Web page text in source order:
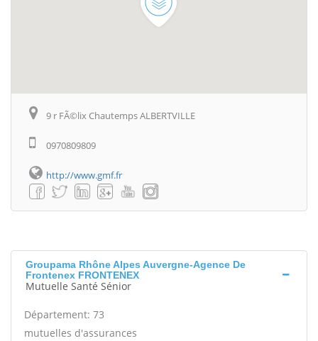
9 r FÃ©lix Chautemps ALBERTVILLE
0970809809
http://www.gmf.fr
Groupama Rhône Alpes Auvergne-Agence De
Frontenex FRONTENEX
Mutuelle Santé Sénior
Département: 73
mutuelles d'assurances